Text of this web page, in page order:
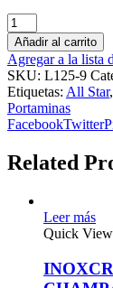
Añadir al carrito
Agregar a la lista
SKU: L125-9
Etiquetas: All Star,
Portaminas
FacebookTwitter
Related
Leer más
Quick View